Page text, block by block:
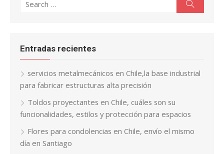
for:
Entradas recientes
servicios metalmecánicos en Chile,la base industrial
para fabricar estructuras alta precisión
Toldos proyectantes en Chile, cuáles son su
funcionalidades, estilos y protección para espacios
Flores para condolencias en Chile, envío el mismo
día en Santiago